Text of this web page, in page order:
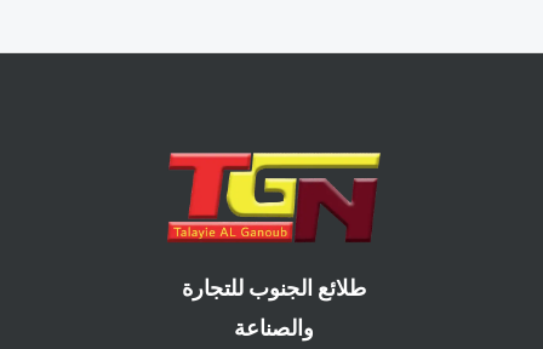
طلائع الجنوب للتجارة
والصناعة